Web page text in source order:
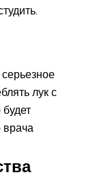
лук с
врача